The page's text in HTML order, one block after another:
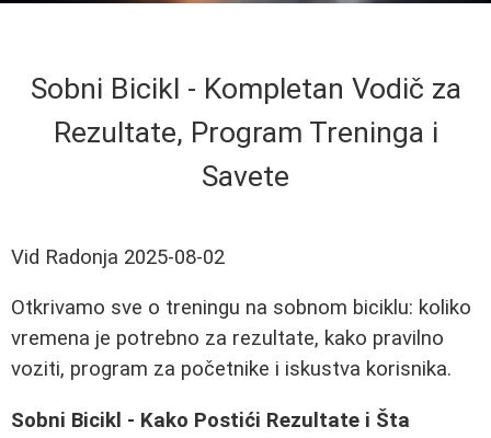
Sobni Bicikl - Kompletan Vodič za
Rezultate, Program Treninga i
Savete
Vid Radonja 2025-08-02
Otkrivamo sve o treningu na sobnom biciklu: koliko
vremena je potrebno za rezultate, kako pravilno
voziti, program za početnike i iskustva korisnika.
Sobni Bicikl - Kako Postići Rezultate i Šta